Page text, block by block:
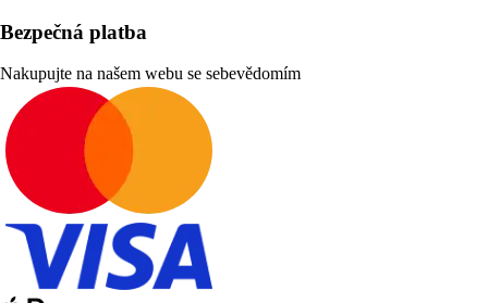
Bezpečná platba
Nakupujte na našem webu se sebevědomím